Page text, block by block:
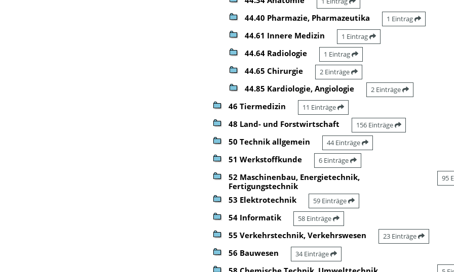
44.40 Pharmazie, Pharmazeutika 1 Eintrag
44.61 Innere Medizin 1 Eintrag
44.64 Radiologie 1 Eintrag
44.65 Chirurgie 2 Einträge
44.85 Kardiologie, Angiologie 2 Einträge
46 Tiermedizin 11 Einträge
48 Land- und Forstwirtschaft 156 Einträge
50 Technik allgemein 44 Einträge
51 Werkstoffkunde 6 Einträge
52 Maschinenbau, Energietechnik,
Fertigungstechnik
95
53 Elektrotechnik 59 Einträge
54 Informatik 58 Einträge
55 Verkehrstechnik, Verkehrswesen 23 Einträge
56 Bauwesen 34 Einträge